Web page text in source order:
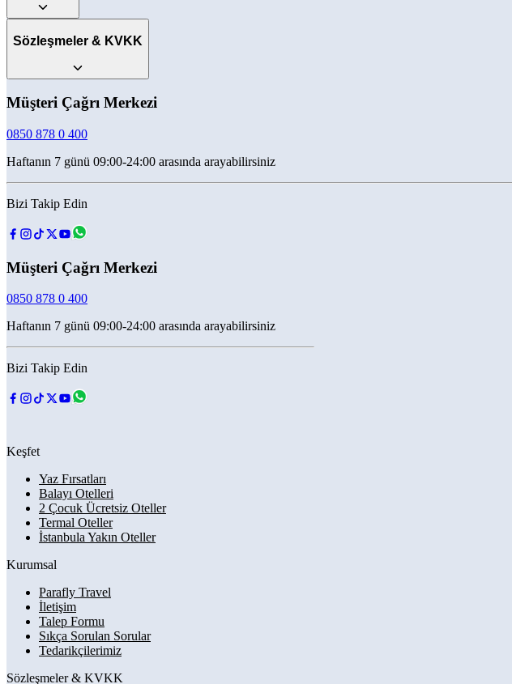
Sözleşmeler & KVKK
Müşteri Çağrı Merkezi
0850 878 0 400
Haftanın 7 günü 09:00-24:00 arasında arayabilirsiniz
Bizi Takip Edin
Müşteri Çağrı Merkezi
0850 878 0 400
Haftanın 7 günü 09:00-24:00 arasında arayabilirsiniz
Bizi Takip Edin
Keşfet
Yaz Fırsatları
Balayı Otelleri
2 Çocuk Ücretsiz Oteller
Termal Oteller
İstanbula Yakın Oteller
Kurumsal
Parafly Travel
İletişim
Talep Formu
Sıkça Sorulan Sorular
Tedarikçilerimiz
Sözleşmeler & KVKK